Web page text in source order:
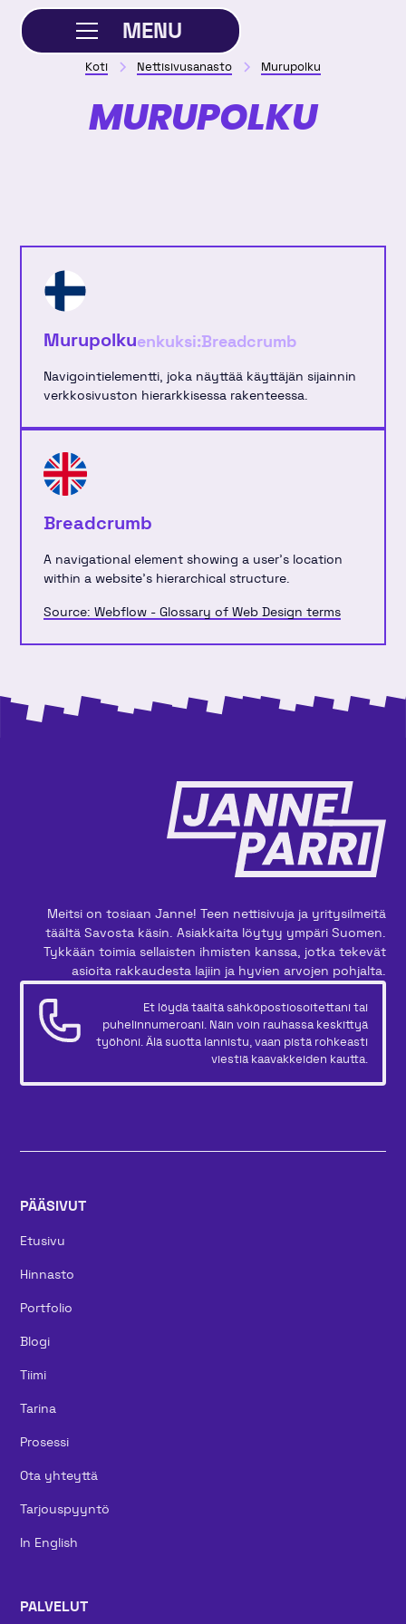
MENU
SULJE
Koti Nettisivusanasto Murupolku
MURUPOLKU
Murupolkuenkuksi:Breadcrumb
Navigointielementti, joka näyttää käyttäjän sijainnin
verkkosivuston hierarkkisessa rakenteessa.
Breadcrumb
A navigational element showing a user’s location
within a website's hierarchical structure.
Source: Webflow - Glossary of Web Design terms
Meitsi on tosiaan Janne! Teen nettisivuja ja yritysilmeitä
täältä Savosta käsin. Asiakkaita löytyy ympäri Suomen.
Tykkään toimia sellaisten ihmisten kanssa, jotka tekevät
asioita rakkaudesta lajiin ja hyvien arvojen pohjalta.
Et löydä täältä sähköpostiosoitettani tai
puhelinnumeroani. Näin voin rauhassa keskittyä
työhöni. Älä suotta lannistu, vaan pistä rohkeasti
viestiä kaavakkeiden kautta.
PÄÄSIVUT
Etusivu
Hinnasto
Portfolio
Blogi
Tiimi
Tarina
Prosessi
Ota yhteyttä
Tarjouspyyntö
In English
PALVELUT